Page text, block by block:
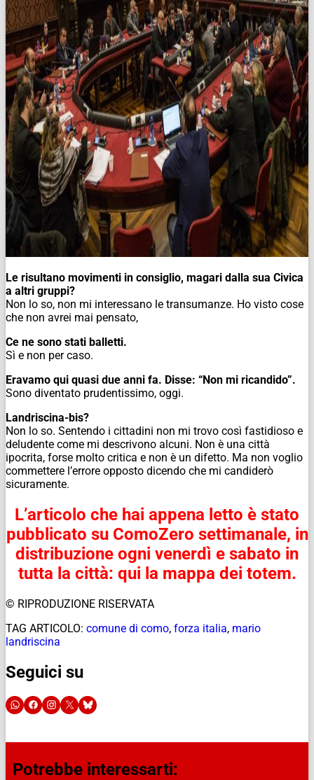
Le risultano movimenti in consiglio, magari dalla sua Civica
a altri gruppi?
Non lo so, non mi interessano le transumanze. Ho visto cose
che non avrei mai pensato,
Ce ne sono stati balletti.
Sì e non per caso.
Eravamo qui quasi due anni fa. Disse: “Non mi ricandido”.
Sono diventato prudentissimo, oggi.
Landriscina-bis?
Non lo so. Sentendo i cittadini non mi trovo così fastidioso e
deludente come mi descrivono alcuni. Non è una città
ipocrita, forse molto critica e non è un difetto. Ma non voglio
commettere l’errore opposto dicendo che mi candiderò
sicuramente.
L’articolo che hai appena letto è stato
pubblicato su ComoZero settimanale, in
distribuzione ogni venerdì e sabato in
tutta la città: qui la mappa dei totem.
© RIPRODUZIONE RISERVATA
TAG ARTICOLO: comune di como, forza italia, mario
landriscina
Seguici su
Potrebbe interessarti: